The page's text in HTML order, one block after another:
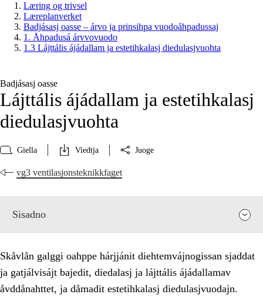
Læring og trivsel
Læreplanverket
Badjásasj oasse – árvo ja prinsihpa vuodoåhpadussaj
1. Åhpadusá árvvovuodo
1.3 Lájttális ájádallam ja estetihkalasj diedulasjvuohta
Badjásasj oasse
Lájttális ájádallam ja estetihkalasj
diedulasjvuohta
Giella Viedtja Juoge
vg3 ventilasjonsteknikkfaget
Sisadno
Skåvlån galggi oahppe hárjjánit diehtemvájnogissan sjaddat
ja gatjálvisájt bajedit, diedalasj ja lájttális ájádallamav
åvddånahttet, ja dåmadit estetihkalasj diedulasjvuodajn.